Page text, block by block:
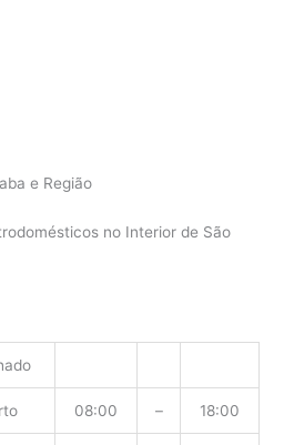
e Região
no Interior de São
08:00 – 18:00